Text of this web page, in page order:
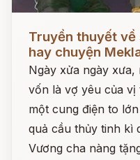
Đọc ngay
Truyền thuyết về
hay chuyện
Ngày xửa ngày
vốn là vợ yêu của
một cung điện to
quả cầu thủy tinh kì
Vương cha nàng